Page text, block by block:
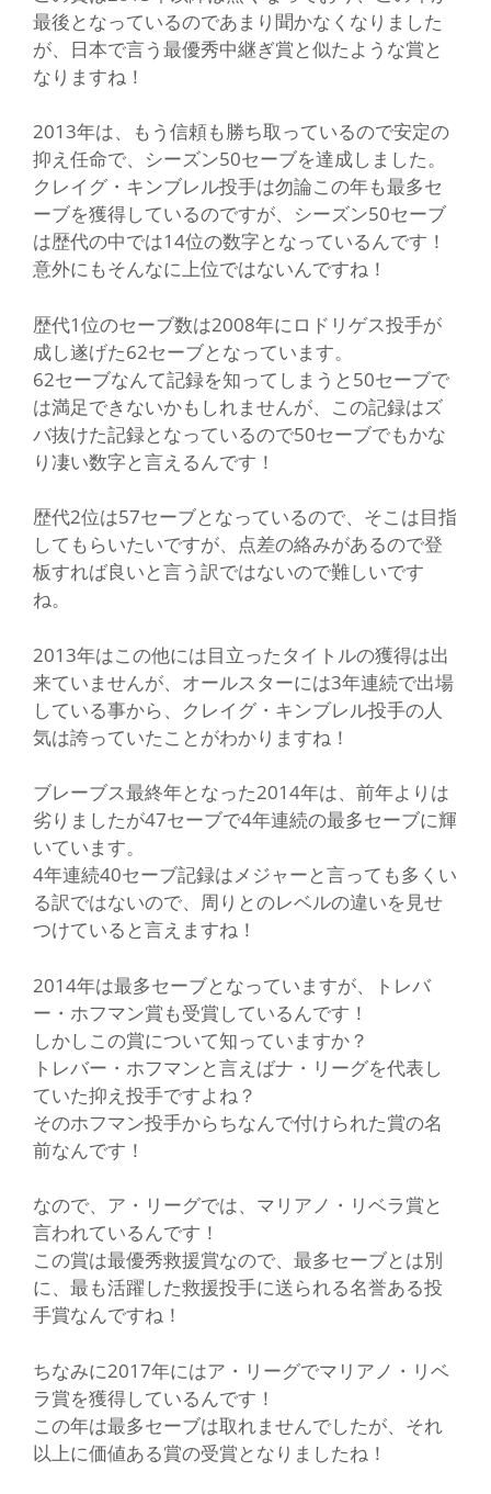
最後となっているのであまり聞かなくなりました
が、日本で言う最優秀中継ぎ賞と似たような賞と
なりますね！
2013年は、もう信頼も勝ち取っているので安定の
抑え任命で、シーズン50セーブを達成しました。
クレイグ・キンブレル投手は勿論この年も最多セ
ーブを獲得しているのですが、シーズン50セーブ
は歴代の中では14位の数字となっているんです！
意外にもそんなに上位ではないんですね！
歴代1位のセーブ数は2008年にロドリゲス投手が
成し遂げた62セーブとなっています。
62セーブなんて記録を知ってしまうと50セーブで
は満足できないかもしれませんが、この記録はズ
バ抜けた記録となっているので50セーブでもかな
り凄い数字と言えるんです！
歴代2位は57セーブとなっているので、そこは目指
してもらいたいですが、点差の絡みがあるので登
板すれば良いと言う訳ではないので難しいです
ね。
2013年はこの他には目立ったタイトルの獲得は出
来ていませんが、オールスターには3年連続で出場
している事から、クレイグ・キンブレル投手の人
気は誇っていたことがわかりますね！
ブレーブス最終年となった2014年は、前年よりは
劣りましたが47セーブで4年連続の最多セーブに輝
いています。
4年連続40セーブ記録はメジャーと言っても多くい
る訳ではないので、周りとのレベルの違いを見せ
つけていると言えますね！
2014年は最多セーブとなっていますが、トレバ
ー・ホフマン賞も受賞しているんです！
しかしこの賞について知っていますか？
トレバー・ホフマンと言えばナ・リーグを代表し
ていた抑え投手ですよね？
そのホフマン投手からちなんで付けられた賞の名
前なんです！
なので、ア・リーグでは、マリアノ・リベラ賞と
言われているんです！
この賞は最優秀救援賞なので、最多セーブとは別
に、最も活躍した救援投手に送られる名誉ある投
手賞なんですね！
ちなみに2017年にはア・リーグでマリアノ・リベ
ラ賞を獲得しているんです！
この年は最多セーブは取れませんでしたが、それ
以上に価値ある賞の受賞となりましたね！